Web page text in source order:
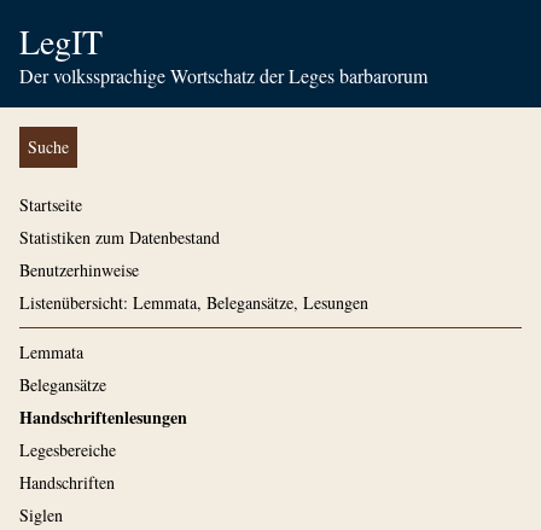
LegIT
Der volkssprachige Wortschatz der Leges barbarorum
Suche
Startseite
Statistiken zum Datenbestand
Benutzerhinweise
Listenübersicht: Lemmata, Belegansätze, Lesungen
Lemmata
Belegansätze
Handschriftenlesungen
Legesbereiche
Handschriften
Siglen